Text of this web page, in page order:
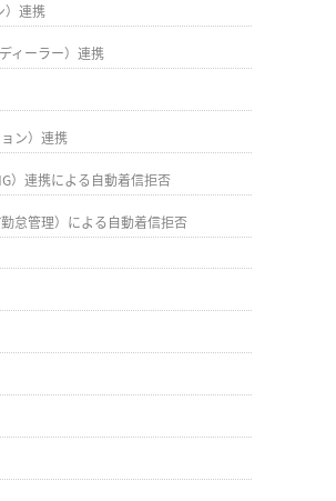
）連携
ィーラー）連携
ン）連携
）連携による自動着信拒否
怠管理）による自動着信拒否